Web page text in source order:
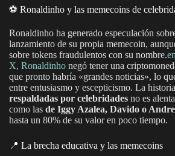
⚽️ Ronaldinho y las memecoins de
Ronaldinho ha generado especulación
lanzamiento de su propia memecoin,
sobre tokens fraudulentos con su nombre.
X, Ronaldinho negó tener una
que pronto habría «grandes noticias», lo
entre entusiasmo y escepticismo. La
respaldadas por celebridades no es
como las de Iggy Azalea, Davido o
hasta un 80% de su valor en poco tiempo.
📍 La brecha educativa y las memecoins